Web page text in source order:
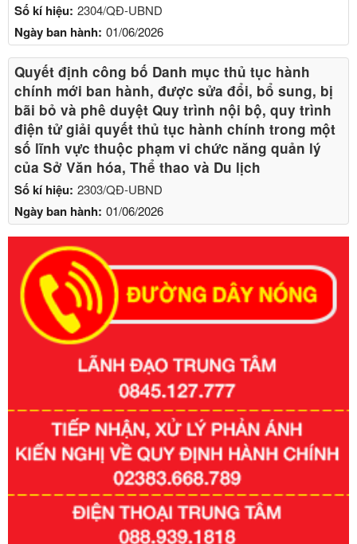
Số kí hiệu: 2304/QĐ-UBND
Ngày ban hành: 01/06/2026
Số kí hiệu: 2303/QĐ-UBND
Ngày ban hành: 01/06/2026
Quyết định công bố Danh mục thủ tục hành
chính mới ban hành, được sửa đổi, bổ sung, bị
bãi bỏ và phê duyệt Quy trình nội bộ, quy trình
điện tử giải quyết thủ tục hành chính trong một
số lĩnh vực thuộc phạm vi chức năng quản lý
của Sở Văn hóa, Thể thao và Du lịch